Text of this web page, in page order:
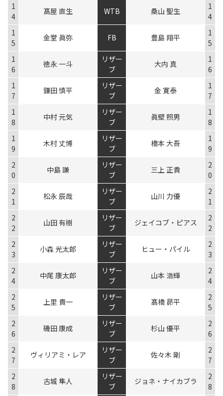
1
4
髙屋 直生 WTB 桑山 聖生
1
4
1
5
金堂 眞弥 FB 豊島 翔平
1
5
1
6
徳永 一斗
リザー
ブ
大内 真
1
6
1
7
鎌田 慎平
リザー
ブ
金 寛泰
1
7
1
8
中村 元気
リザー
ブ
眞壁 照男
1
8
1
9
木村 丈博
リザー
ブ
橋本 大吾
1
9
2
0
中島 謙
リザー
ブ
三上 正貴
2
0
2
1
松永 辰哉
リザー
ブ
山川 力優
2
1
2
2
山田 有樹
リザー
ブ
ジェイコブ・ピアス
2
2
2
3
小森 光太郎
リザー
ブ
ヒュー・パイル
2
3
2
4
中尾 康太郎
リザー
ブ
山本 浩輝
2
4
2
5
上里 貴一
リザー
ブ
髙橋 昴平
2
5
2
6
磯田 康成
リザー
ブ
杉山 優平
2
6
2
7
ヴィリアミ・レア
リザー
ブ
佐々木 剛
2
7
2
8
古城 隼人
リザー
ブ
ジョネ・ナイカブラ
2
8